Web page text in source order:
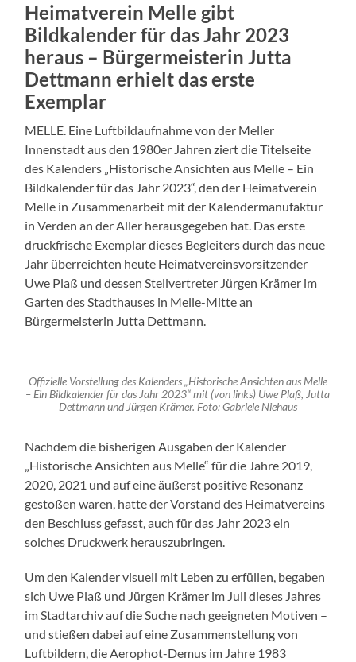
Heimatverein Melle gibt
Bildkalender für das Jahr 2023
heraus – Bürgermeisterin Jutta
Dettmann erhielt das erste
Exemplar
MELLE. Eine Luftbildaufnahme von der Meller
Innenstadt aus den 1980er Jahren ziert die Titelseite
des Kalenders „Historische Ansichten aus Melle – Ein
Bildkalender für das Jahr 2023“, den der Heimatverein
Melle in Zusammenarbeit mit der Kalendermanufaktur
in Verden an der Aller herausgegeben hat. Das erste
druckfrische Exemplar dieses Begleiters durch das neue
Jahr überreichten heute Heimatvereinsvorsitzender
Uwe Plaß und dessen Stellvertreter Jürgen Krämer im
Garten des Stadthauses in Melle-Mitte an
Bürgermeisterin Jutta Dettmann.
Offizielle Vorstellung des Kalenders „Historische Ansichten aus Melle
– Ein Bildkalender für das Jahr 2023“ mit (von links) Uwe Plaß, Jutta
Dettmann und Jürgen Krämer. Foto: Gabriele Niehaus
Nachdem die bisherigen Ausgaben der Kalender
„Historische Ansichten aus Melle“ für die Jahre 2019,
2020, 2021 und auf eine äußerst positive Resonanz
gestoßen waren, hatte der Vorstand des Heimatvereins
den Beschluss gefasst, auch für das Jahr 2023 ein
solches Druckwerk herauszubringen.
Um den Kalender visuell mit Leben zu erfüllen, begaben
sich Uwe Plaß und Jürgen Krämer im Juli dieses Jahres
im Stadtarchiv auf die Suche nach geeigneten Motiven –
und stießen dabei auf eine Zusammenstellung von
Luftbildern, die Aerophot-Demus im Jahre 1983